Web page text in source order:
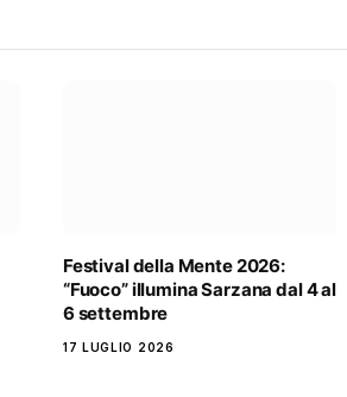
Festival della Mente 2026:
“Fuoco” illumina Sarzana dal 4 al
6 settembre
17 LUGLIO 2026